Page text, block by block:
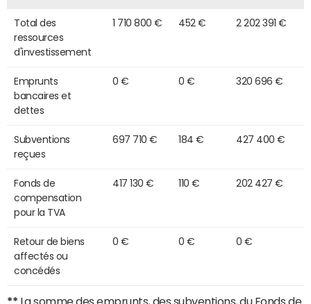
Total des
ressources
d'investissement
1 710 800 € 452 € 2 202 391 €
Emprunts
bancaires et
dettes
0 € 0 € 320 696 €
Subventions
reçues
697 710 € 184 € 427 400 €
Fonds de
compensation
pour la TVA
417 130 € 110 € 202 427 €
Retour de biens
affectés ou
concédés
0 € 0 € 0 €
** La somme des emprunts, des subventions, du Fonds de